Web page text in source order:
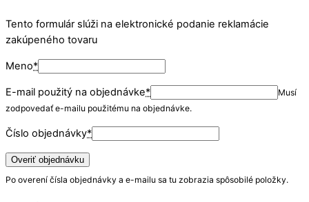
Tento formulár slúži na elektronické podanie reklamácie
zakúpeného tovaru
Meno*
E-mail použitý na objednávke*
Musí
zodpovedať e-mailu použitému na objednávke.
Číslo objednávky*
Overiť objednávku
Po overení čísla objednávky a e-mailu sa tu zobrazia spôsobilé položky.